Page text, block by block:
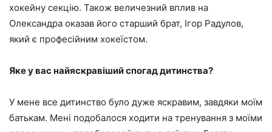
хокейну секцію. Також величезний вплив на
Олександра оказав його старший брат, Ігор Радулов,
який є професійним хокеїстом.
Яке у вас найяскравіший спогад дитинства?
У мене все дитинство було дуже яскравим, завдяки моїм
батькам. Мені подобалося ходити на тренування з моїми